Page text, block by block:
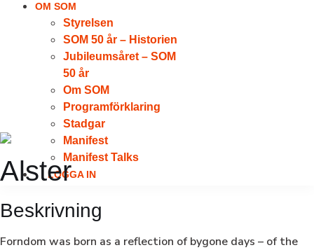
OM SOM
Styrelsen
SOM 50 år – Historien
Jubileumsåret – SOM
50 år
Om SOM
Programförklaring
Stadgar
Manifest
Manifest Talks
LOGGA IN
Alster
Beskrivning
Forndom was born as a reflection of bygone days – of the